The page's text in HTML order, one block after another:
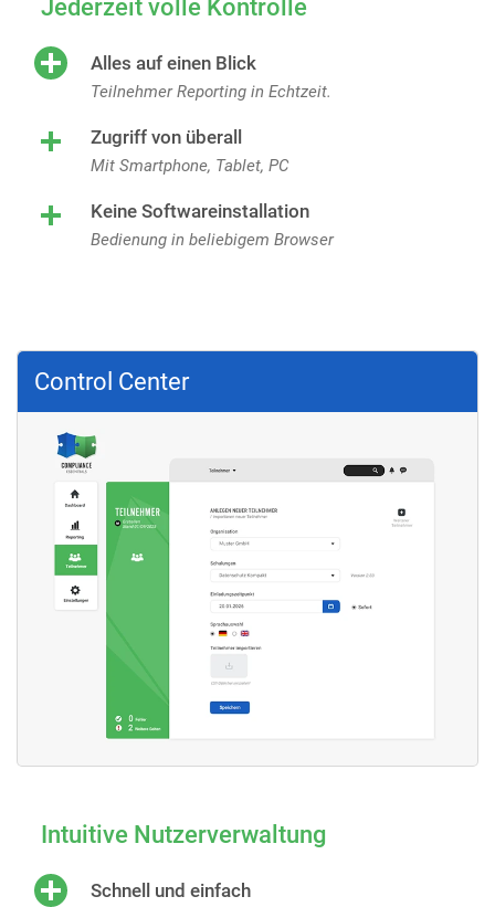
Jederzeit volle Kontrolle
Alles auf einen Blick
Teilnehmer Reporting in Echtzeit.
Zugriff von überall
Mit Smartphone, Tablet, PC
Keine Softwareinstallation
Bedienung in beliebigem Browser
Intuitive Nutzerverwaltung
Schnell und einfach
Control Center